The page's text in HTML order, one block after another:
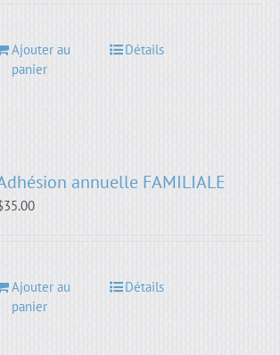
Ajouter au
panier
Détails
annuelle FAMILIALE
35.00
Ajouter au
panier
Détails